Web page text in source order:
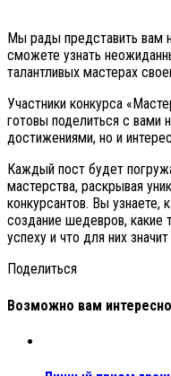
Мы рады представить вам
сможете узнать
талантливых мастерах
Участники конкурса
готовы поделиться с вами
достижениями, но и
Каждый пост будет
мастерства, раскрывая
конкурсантов. Вы узнаете,
создание шедевров, какие
успеху и что для них
Поделиться
Возможно вам